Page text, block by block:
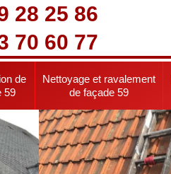
28 25 86
70 60 77
de
59
Nettoyage et ravalement
de façade 59